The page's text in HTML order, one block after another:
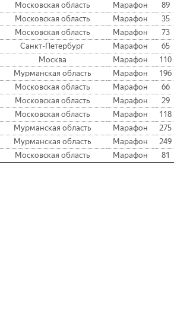
Московская область Марафон 89
Московская область Марафон 35
Московская область Марафон 73
Санкт-Петербург Марафон 65
Москва Марафон 110
Мурманская область Марафон 196
Московская область Марафон 66
Московская область Марафон 29
Московская область Марафон 118
Мурманская область Марафон 275
Мурманская область Марафон 249
Московская область Марафон 81